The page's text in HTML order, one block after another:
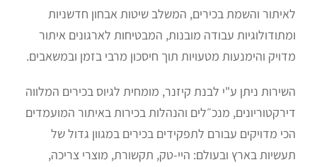
לאיתור והשמת בכירים, המשלב שיטות אבחון חדשניות
ומתודולוגיות עבודה מובנות, המבטיחות לארגונים איתור
מדויק והימנעות מטעויות תוך חיסכון מרבי בזמן ובמשאבים.
השירות ניתן ע"י לבנת קיזנר, מומחית לגיוס בכירים המלווה
דירקטוריונים, מנכ״לים והנהלות בכירות באיתור המועמדים
הכי מדויקים עבורם לתפקידים בכירים במגוון גדול של
תעשיות בארץ ובעולם: היי-טק, תקשורת, מוצרי צריכה,